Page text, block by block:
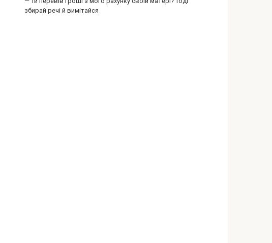
збирай речі й вимітайся